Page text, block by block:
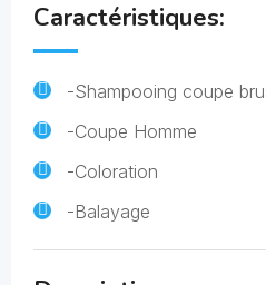
Caractéristiques:
-Shampooing coupe
-Coupe Homme
-Coloration
-Balayage